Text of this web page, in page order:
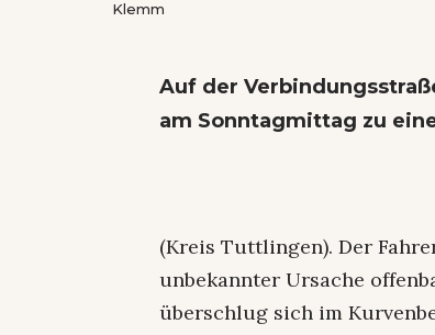
Klemm
Auf der
am Sonntagmittag zu
(Kreis Tuttlingen). Der
unbekannter Ursache
überschlug sich im